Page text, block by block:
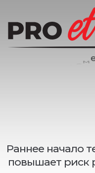
Раннее начало
повышает риск